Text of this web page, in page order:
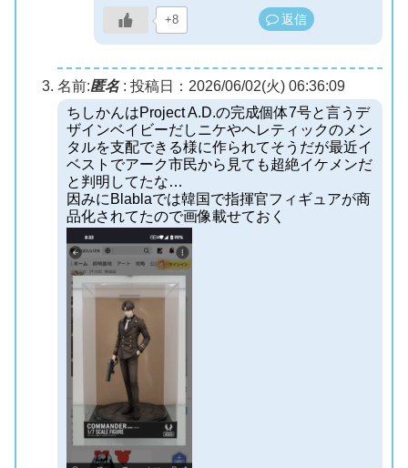
+8 返信
名前:匿名: 投稿日：2026/06/02(火) 06:36:09
ちしかんはProject A.D.の完成個体7号と言うデ
ザインベイビーだしニケやヘレティックのメン
タルを支配できる様に作られてそうだが最近イ
ベストでアーク市民から見ても超絶イケメンだ
と判明してたな…
因みにBlablaでは韓国で指揮官フィギュアが商
品化されてたので画像載せておく